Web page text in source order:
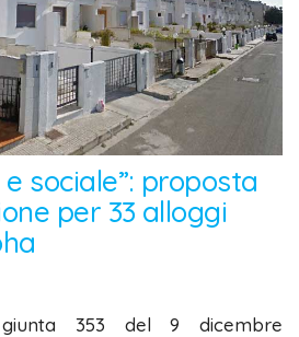
sociale”: proposta
per 33 alloggi
353 del 9 dicembre